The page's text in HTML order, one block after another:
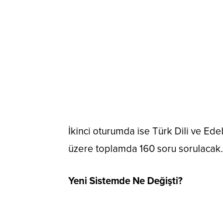
İkinci oturumda ise Türk Dili ve
üzere toplamda 160 soru sorulacak.
Yeni Sistemde Ne Değişti?